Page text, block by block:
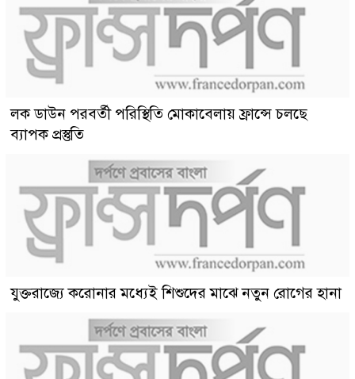
লক ডাউন পরবর্তী পরিস্থিতি মোকাবেলায় ফ্রান্সে চলছে
ব্যাপক প্রস্তুতি
যুক্তরাজ্যে করোনার মধ্যেই শিশুদের মাঝে নতুন রোগের হানা